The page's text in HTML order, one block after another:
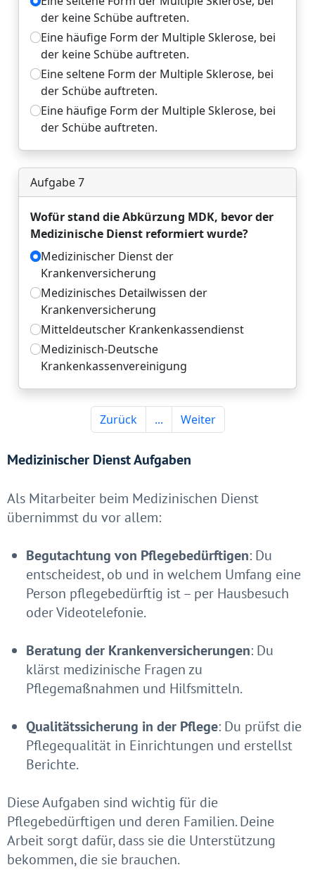
Medizinischer Dienst Aufgaben
Als Mitarbeiter beim Medizinischen Dienst
übernimmst du vor allem:
Begutachtung von Pflegebedürftigen: Du
entscheidest, ob und in welchem Umfang eine
Person pflegebedürftig ist – per Hausbesuch
oder Videotelefonie.
Beratung der Krankenversicherungen: Du
klärst medizinische Fragen zu
Pflegemaßnahmen und Hilfsmitteln.
Qualitätssicherung in der Pflege: Du prüfst die
Pflegequalität in Einrichtungen und erstellst
Berichte.
Diese Aufgaben sind wichtig für die
Pflegebedürftigen und deren Familien. Deine
Arbeit sorgt dafür, dass sie die Unterstützung
bekommen, die sie brauchen.